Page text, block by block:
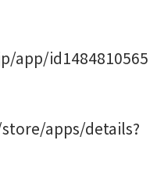
app/id1484810565
apps/details?